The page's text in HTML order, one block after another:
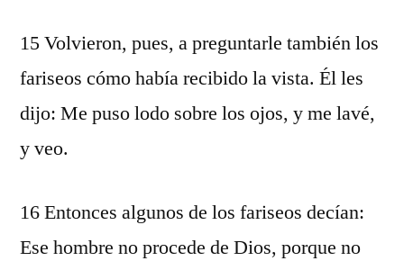
15 Volvieron, pues, a preguntarle también los
fariseos cómo había recibido la vista. Él les
dijo: Me puso lodo sobre los ojos, y me lavé,
y veo.
16 Entonces algunos de los fariseos decían:
Ese hombre no procede de Dios, porque no